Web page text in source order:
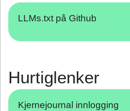
LLMs.txt på Github
Hurtiglenker
Kjernejournal innlogging